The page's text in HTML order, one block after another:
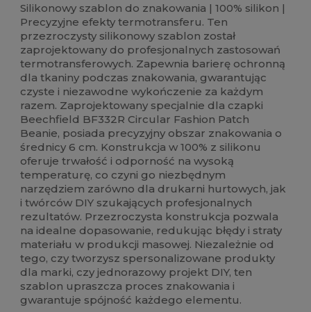
Silikonowy szablon do znakowania | 100% silikon |
Precyzyjne efekty termotransferu. Ten
przezroczysty silikonowy szablon został
zaprojektowany do profesjonalnych zastosowań
termotransferowych. Zapewnia barierę ochronną
dla tkaniny podczas znakowania, gwarantując
czyste i niezawodne wykończenie za każdym
razem. Zaprojektowany specjalnie dla czapki
Beechfield BF332R Circular Fashion Patch
Beanie, posiada precyzyjny obszar znakowania o
średnicy 6 cm. Konstrukcja w 100% z silikonu
oferuje trwałość i odporność na wysoką
temperaturę, co czyni go niezbędnym
narzędziem zarówno dla drukarni hurtowych, jak
i twórców DIY szukających profesjonalnych
rezultatów. Przezroczysta konstrukcja pozwala
na idealne dopasowanie, redukując błędy i straty
materiału w produkcji masowej. Niezależnie od
tego, czy tworzysz spersonalizowane produkty
dla marki, czy jednorazowy projekt DIY, ten
szablon upraszcza proces znakowania i
gwarantuje spójność każdego elementu.